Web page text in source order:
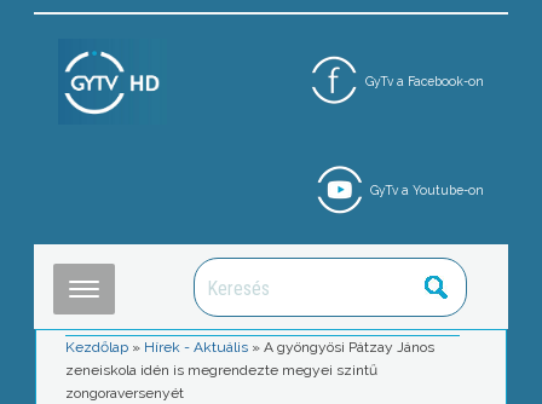
GyTv a Facebook-on
GyTv a Youtube-on
Kezdőlap » Hírek - Aktuális »A gyöngyösi Pátzay János
zeneiskola idén is megrendezte megyei szintű
zongoraversenyét